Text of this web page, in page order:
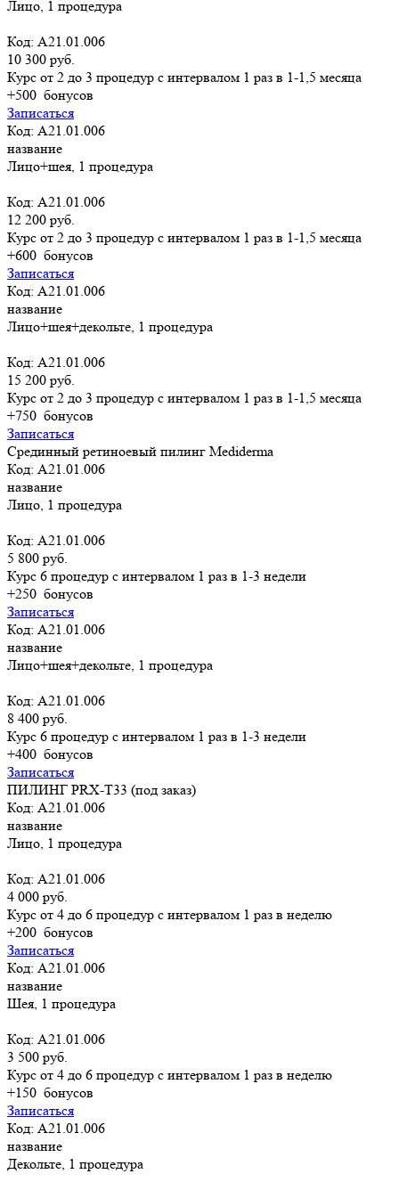
Лицо, 1 процедура
Код: А21.01.006
10 300 руб.
Курс от 2 до 3 процедур с интервалом 1 раз в 1-1,5 месяца
+500 бонусов
Записаться
Код: А21.01.006
название
Лицо+шея, 1 процедура
Код: А21.01.006
12 200 руб.
Курс от 2 до 3 процедур с интервалом 1 раз в 1-1,5 месяца
+600 бонусов
Записаться
Код: А21.01.006
название
Лицо+шея+декольте, 1 процедура
Код: А21.01.006
15 200 руб.
Курс от 2 до 3 процедур с интервалом 1 раз в 1-1,5 месяца
+750 бонусов
Записаться
Срединный ретиноевый пилинг Mediderma
Код: А21.01.006
название
Лицо, 1 процедура
Код: А21.01.006
5 800 руб.
Курс 6 процедур с интервалом 1 раз в 1-3 недели
+250 бонусов
Записаться
Код: А21.01.006
название
Лицо+шея+декольте, 1 процедура
Код: А21.01.006
8 400 руб.
Курс 6 процедур с интервалом 1 раз в 1-3 недели
+400 бонусов
Записаться
ПИЛИНГ PRX-T33 (под заказ)
Код: А21.01.006
название
Лицо, 1 процедура
Код: А21.01.006
4 000 руб.
Курс от 4 до 6 процедур с интервалом 1 раз в неделю
+200 бонусов
Записаться
Код: А21.01.006
название
Шея, 1 процедура
Код: А21.01.006
3 500 руб.
Курс от 4 до 6 процедур с интервалом 1 раз в неделю
+150 бонусов
Записаться
Код: А21.01.006
название
Декольте, 1 процедура